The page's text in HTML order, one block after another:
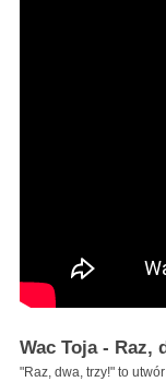
Wac Toja - Raz,
"Raz, dwa, trzy!" to